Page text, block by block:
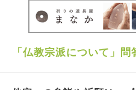
「仏教宗派について」問